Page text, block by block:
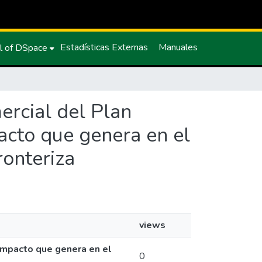
of DSpace Estadísticas Externas Manuales
del Plan
que genera en el
views
que genera en el
0